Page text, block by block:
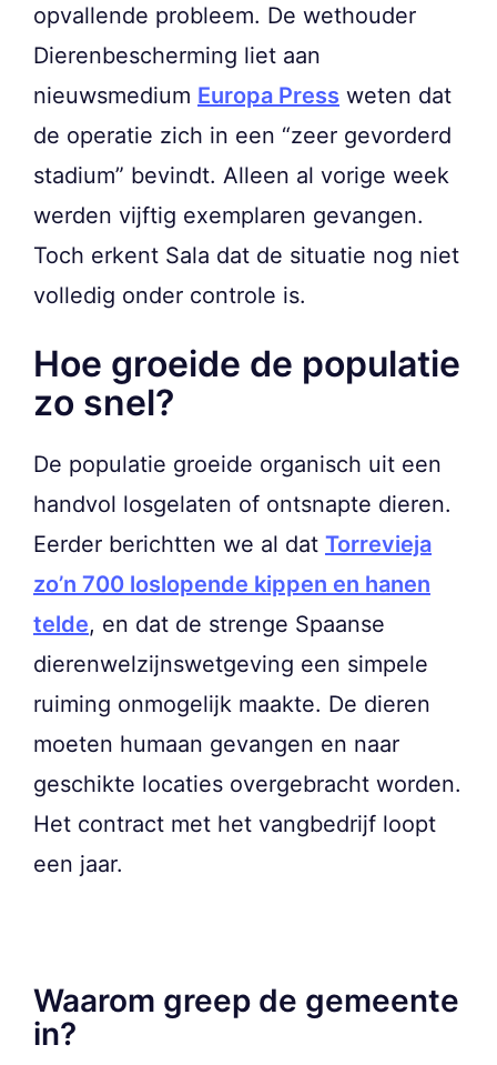
opvallende probleem. De wethouder
Dierenbescherming liet aan
nieuwsmedium Europa Press weten dat
de operatie zich in een “zeer gevorderd
stadium” bevindt. Alleen al vorige week
werden vijftig exemplaren gevangen.
Toch erkent Sala dat de situatie nog niet
volledig onder controle is.
Hoe groeide de populatie
zo snel?
De populatie groeide organisch uit een
handvol losgelaten of ontsnapte dieren.
Eerder berichtten we al dat Torrevieja
zo’n 700 loslopende kippen en hanen
telde, en dat de strenge Spaanse
dierenwelzijnswetgeving een simpele
ruiming onmogelijk maakte. De dieren
moeten humaan gevangen en naar
geschikte locaties overgebracht worden.
Het contract met het vangbedrijf loopt
een jaar.
Waarom greep de gemeente
in?